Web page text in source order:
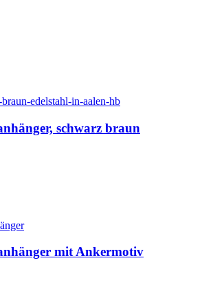
schwarz braun
mit Ankermotiv